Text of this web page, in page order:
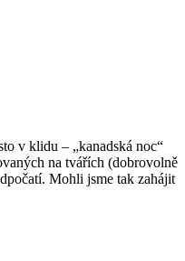
v klidu – „kanadská noc“
na tvářích (dobrovolně
Mohli jsme tak zahájit